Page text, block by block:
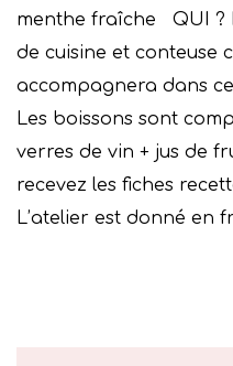
menthe fraîche
QUI ?
de cuisine et conteuse
accompagnera dans
Les boissons sont
verres de vin + jus de
recevez les fiches
L’atelier est donné en